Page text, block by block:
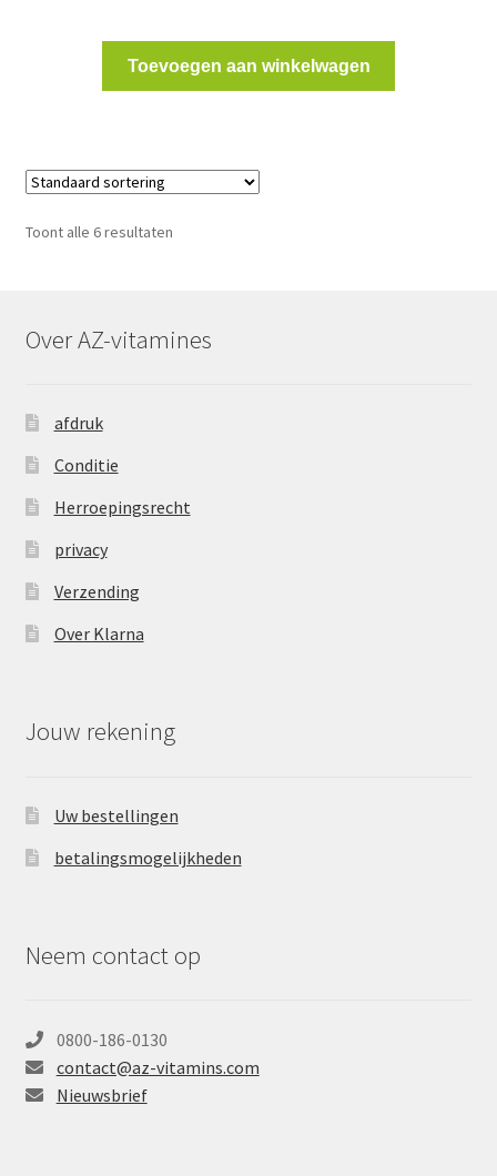
Toevoegen aan winkelwagen
Toont alle 6 resultaten
Over AZ-vitamines
afdruk
Conditie
Herroepingsrecht
privacy
Verzending
Over Klarna
Jouw rekening
Uw bestellingen
betalingsmogelijkheden
Neem contact op
0800-186-0130
contact@az-vitamins.com
Nieuwsbrief